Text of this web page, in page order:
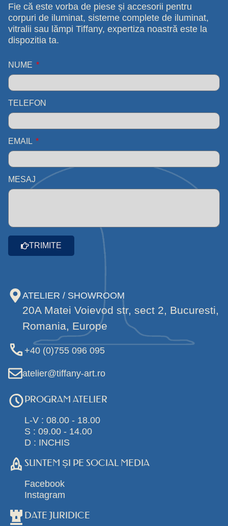
Fie că este vorba de piese și accesorii pentru
corpuri de iluminat, sisteme complete de iluminat,
vitralii sau lămpi Tiffany, expertiza noastră este la
dispozitia ta.
NUME
TELEFON
EMAIL
MESAJ
TRIMITE
ATELIER / SHOWROOM
20A Matei Voievod str, sect 2, Bucuresti,
Romania, Europe
+40 (0)755 096 095
atelier@tiffany-art.ro
PROGRAM ATELIER
L-V : 08.00 - 18.00
S : 09.00 - 14.00
D : INCHIS
SUNTEM ȘI PE SOCIAL MEDIA
Facebook
Instagram
DATE JURIDICE